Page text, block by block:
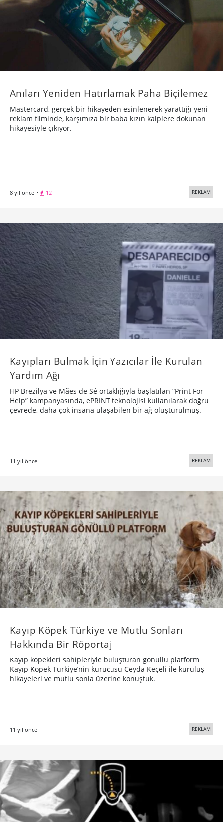
Kayıpları Bulmak İçin Yazıcılar İle Kurulan
Yardım Ağı
HP Brezilya ve Mães de Sé ortaklığıyla başlatılan “Print For
Help” kampanyasında, ePRINT teknolojisi kullanılarak doğru
çevrede, daha çok insana ulaşabilen bir ağ oluşturulmuş.
11 yıl önce REKLAM
Kayıp Köpek Türkiye ve Mutlu Sonları
Hakkında Bir Röportaj
Kayıp köpekleri sahipleriyle buluşturan gönüllü platform
Kayıp Köpek Türkiye’nin kurucusu Ceyda Keçeli ile kuruluş
hikayeleri ve mutlu sonla üzerine konuştuk.
11 yıl önce REKLAM
Tuvalette Yakalayan Sosyal Mesaj
Singapur’da bir gece kulübü akıllı pisuarlar ile fazla alkol
tüketenlerin otomobil kullanmasını engelliyor.